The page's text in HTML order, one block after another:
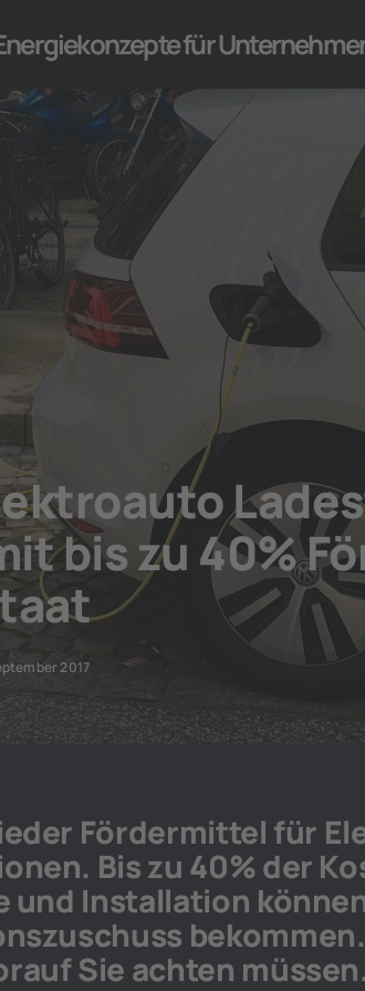
für
bis zu 40%
2017
Fördermittel für
Bis zu 40% der
und Installation
Sie achten